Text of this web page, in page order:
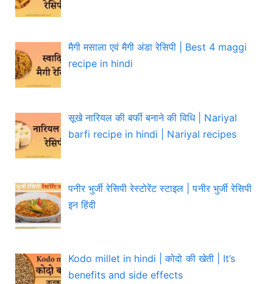
मैगी मसाला एवं मैगी अंडा रेसिपी | Best 4 maggi
recipe in hindi
सूखे नारियल की बर्फी बनाने की विधि | Nariyal
barfi recipe in hindi | Nariyal recipes
पनीर भुर्जी रेसिपी रेस्टोरेंट स्टाइल | पनीर भुर्जी रेसिपी
इन हिंदी
Kodo millet in hindi | कोदो की खेती | It’s
benefits and side effects